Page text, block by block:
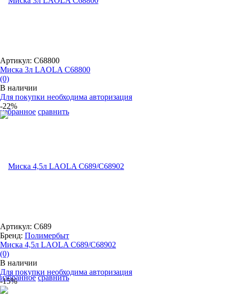
избранное сравнить
Артикул: С68800
Миска 3л LAOLA С68800
(0)
В наличии
Для покупки необходима авторизация
-22%
избранное сравнить
Артикул: С689
Бренд: Полимербыт
Миска 4,5л LAOLA С689/C68902
(0)
В наличии
Для покупки необходима авторизация
-15%